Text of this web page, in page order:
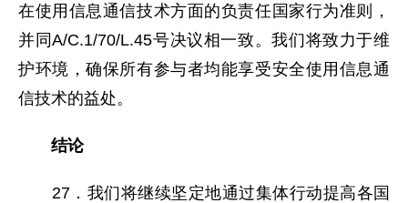
在使用信息通信技术方面的负责任国家行为准则，
并同A/C.1/70/L.45号决议相一致。我们将致力于维
护环境，确保所有参与者均能享受安全使用信息通
信技术的益处。
结论
27．我们将继续坚定地通过集体行动提高各国